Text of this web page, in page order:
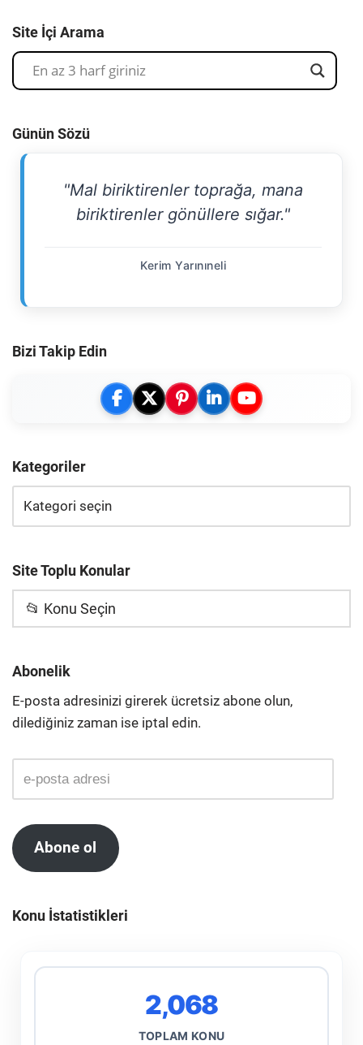
Site İçi Arama
Günün Sözü
"Mal biriktirenler toprağa, mana
biriktirenler gönüllere sığar."
Kerim Yarınıneli
Bizi Takip Edin
Kategoriler
Site Toplu Konular
📂 Konu Seçin
Abonelik
E-posta adresinizi girerek ücretsiz abone olun,
dilediğiniz zaman ise iptal edin.
Abone ol
Konu İstatistikleri
2,068
TOPLAM KONU